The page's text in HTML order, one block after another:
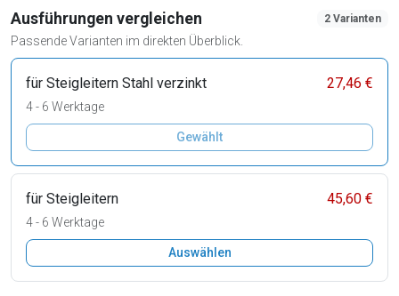
Ausführungen vergleichen
Passende Varianten im direkten Überblick.
2 Varianten
für Steigleitern Stahl verzinkt 27,46 €
4 - 6 Werktage
Gewählt
für Steigleitern 45,60 €
4 - 6 Werktage
Auswählen